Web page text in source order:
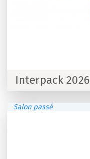
Interpack 2026
Salon passé